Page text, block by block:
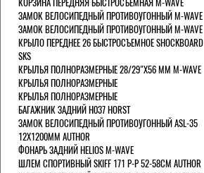
ЗАМОК ВЕЛОСИПЕДНЫЙ ПРОТИВОУГОННЫЙ M-WAVE
ЗАМОК ВЕЛОСИПЕДНЫЙ ПРОТИВОУГОННЫЙ M-WAVE
КРЫЛО ПЕРЕДНЕЕ 26 БЫСТРОСЪЕМНОЕ SHOCKBOARD
SKS
КРЫЛЬЯ ПОЛНОРАЗМЕРНЫЕ 28/29"Х56 ММ M-WAVE
КРЫЛЬЯ ПОЛНОРАЗМЕРНЫЕ
КРЫЛЬЯ ПОЛНОРАЗМЕРНЫЕ
БАГАЖНИК ЗАДНИЙ H037 HORST
ЗАМОК ВЕЛОСИПЕДНЫЙ ПРОТИВОУГОННЫЙ ASL-35
12Х1200ММ AUTHOR
ФОНАРЬ ЗАДНИЙ HELIOS M-WAVE
ШЛЕМ СПОРТИВНЫЙ SKIFF 171 Р-Р 52-58СМ AUTHOR